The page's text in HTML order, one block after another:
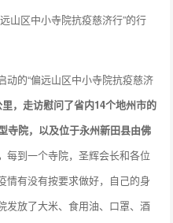
山区中小寺院抗疫慈济行”的行
动的“偏远山区中小寺院抗疫慈济
，走访慰问了省内14个地州市的
寺院，以及位于永州新田县由佛
每到一个寺院，圣辉会长和各位
情有没有按要求做好，自己的身
发放了大米、食用油、口罩、酒